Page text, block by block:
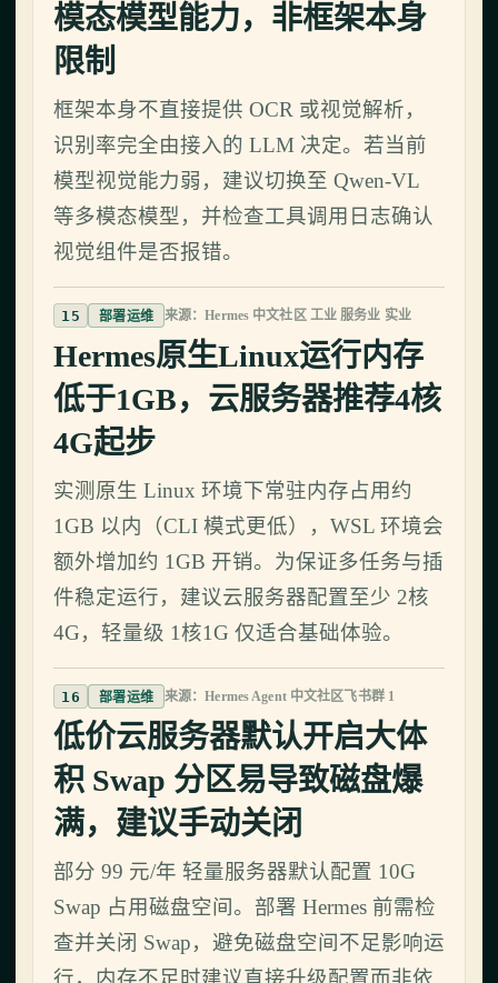
模态模型能力，非框架本身
限制
框架本身不直接提供 OCR 或视觉解析，
识别率完全由接入的 LLM 决定。若当前
模型视觉能力弱，建议切换至 Qwen-VL
等多模态模型，并检查工具调用日志确认
视觉组件是否报错。
15 部署运维 来源：Hermes 中文社区 工业 服务业 实业
Hermes原生Linux运行内存
低于1GB，云服务器推荐4核
4G起步
实测原生 Linux 环境下常驻内存占用约
1GB 以内（CLI 模式更低），WSL 环境会
额外增加约 1GB 开销。为保证多任务与插
件稳定运行，建议云服务器配置至少 2核
4G，轻量级 1核1G 仅适合基础体验。
16 部署运维 来源：Hermes Agent 中文社区飞书群 1
低价云服务器默认开启大体
积 Swap 分区易导致磁盘爆
满，建议手动关闭
部分 99 元/年 轻量服务器默认配置 10G
Swap 占用磁盘空间。部署 Hermes 前需检
查并关闭 Swap，避免磁盘空间不足影响运
行，内存不足时建议直接升级配置而非依